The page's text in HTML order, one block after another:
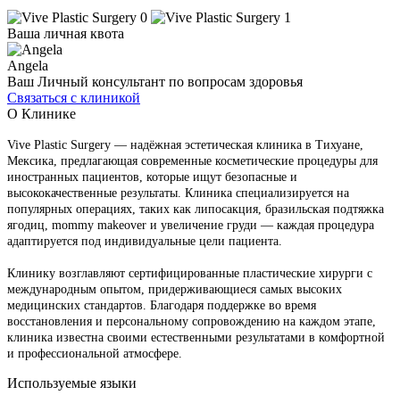
Ваша личная квота
Angela
Ваш Личный консультант по вопросам здоровья
Связаться с клиникой
О Клинике
Vive Plastic Surgery — надёжная эстетическая клиника в Тихуане,
Мексика, предлагающая современные косметические процедуры для
иностранных пациентов, которые ищут безопасные и
высококачественные результаты. Клиника специализируется на
популярных операциях, таких как липосакция, бразильская подтяжка
ягодиц, mommy makeover и увеличение груди — каждая процедура
адаптируется под индивидуальные цели пациента.
Клинику возглавляют сертифицированные пластические хирурги с
международным опытом, придерживающиеся самых высоких
медицинских стандартов. Благодаря поддержке во время
восстановления и персональному сопровождению на каждом этапе,
клиника известна своими естественными результатами в комфортной
и профессиональной атмосфере.
Используемые языки